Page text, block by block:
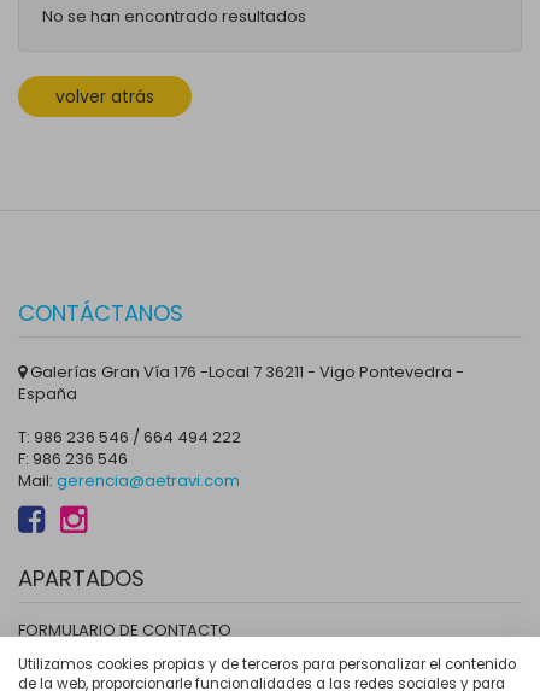
No se han encontrado resultados
volver atrás
CONTÁCTANOS
Galerías Gran Vía 176 -Local 7 36211 - Vigo Pontevedra -
España
T: 986 236 546 / 664 494 222
F: 986 236 546
Mail: gerencia@aetravi.com
APARTADOS
FORMULARIO DE CONTACTO
LOCALIZACIÓN
Utilizamos cookies propias y de terceros para personalizar el contenido
de la web, proporcionarle funcionalidades a las redes sociales y para